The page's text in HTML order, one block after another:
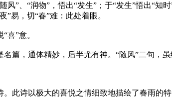
风”、“润物”，悟出“发生”；于“发生”悟出“
易，切“春”难：此处着眼。
喜”意。
篇，通体精妙，后半尤有神。“随风”二句，
。此诗以极大的喜悦之情细致地描绘了春雨